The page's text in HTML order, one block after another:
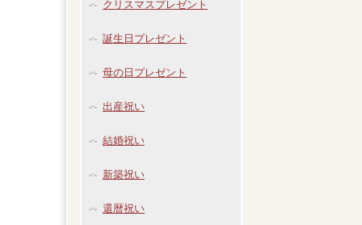
クリスマスプレゼント
誕生日プレゼント
母の日プレゼント
出産祝い
結婚祝い
新築祝い
還暦祝い